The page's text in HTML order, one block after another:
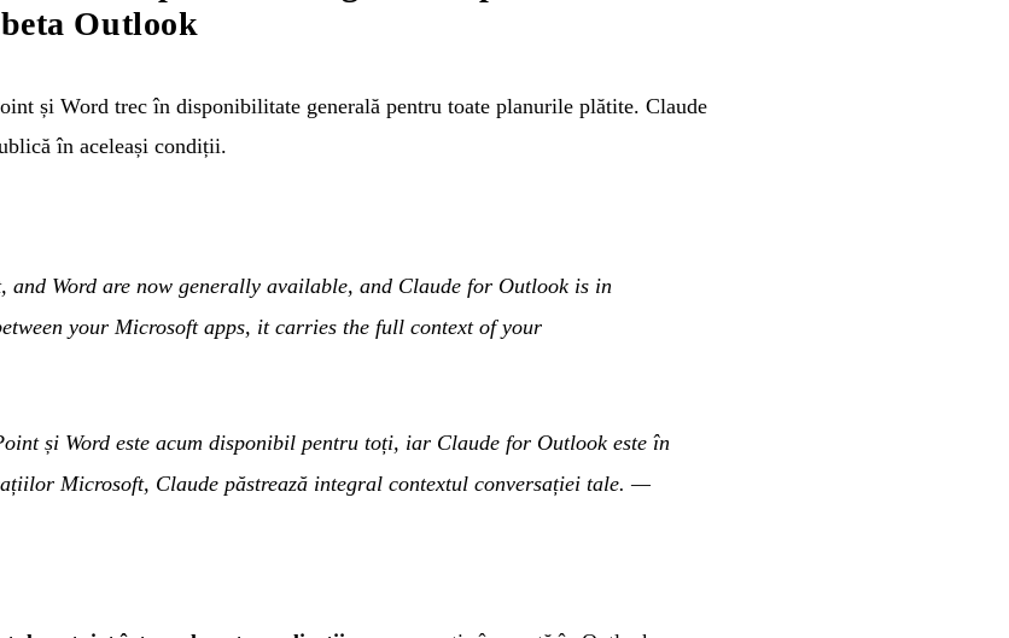
Outlook
și Word trec în disponibilitate generală pentru toate planurile plătite. Claude
în aceleași condiții.
and Word are now generally available, and Claude for Outlook is in
your Microsoft apps, it carries the full context of your
și Word este acum disponibil pentru toți, iar Claude for Outlook este în
Microsoft, Claude păstrează integral contextul conversației tale. —